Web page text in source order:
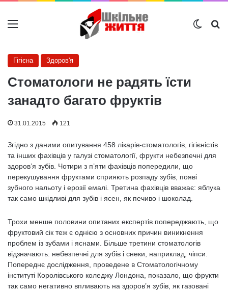
Меню
Гігієна Здоров'я
Стоматологи не радять їсти
занадто багато фруктів
31.01.2015 121
Згідно з даними опитування 458 лікарів-стоматологів, гігієністів
та інших фахівців у галузі стоматології, фрукти небезпечні для
здоров’я зубів. Чотири з п’яти фахівців попередили, що
перекушування фруктами сприяють розпаду зубів, появі
зубного нальоту і ерозії емалі. Третина фахівців вважає: яблука
так само шкідливі для зубів і ясен, як печиво і шоколад.
Трохи менше половини опитаних експертів попереджають, що
фруктовий сік теж є однією з основних причин виникнення
проблем із зубами і яснами. Більше третини стоматологів
відзначають: небезпечні для зубів і снеки, наприклад, чіпси.
Попереднє дослідження, проведене в Стоматологічному
інституті Королівського коледжу Лондона, показало, що фрукти
так само негативно впливають на здоров’я зубів, як газовані